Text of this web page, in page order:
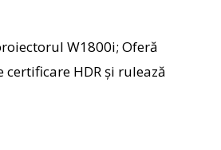
W1800i; Oferă
certificare HDR și rulează